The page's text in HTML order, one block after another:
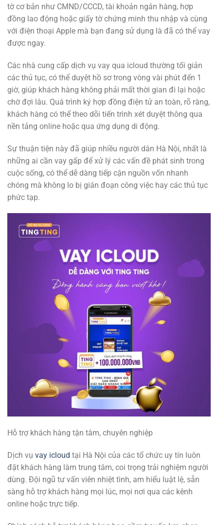
tờ cơ bản như CMND/CCCD, tài khoản ngân hàng, hợp
đồng lao động hoặc giấy tờ chứng minh thu nhập và cùng
với điện thoại Apple mà bạn đang sử dụng là đã có thể vay
được ngay.
Các nhà cung cấp dịch vụ vay qua icloud thường tối giản
các thủ tục, có thể duyệt hồ sơ trong vòng vài phút đến 1
giờ, giúp khách hàng không phải mất thời gian đi lại hoặc
chờ đợi lâu. Quá trình ký hợp đồng điện tử an toàn, rõ ràng,
khách hàng có thể theo dõi tiến trình xét duyệt thông qua
nền tảng online hoặc qua ứng dụng di động.
Sự thuận tiện này đã giúp nhiều người dân Hà Nội, nhất là
những ai cần vay gấp để xử lý các vấn đề phát sinh trong
cuộc sống, có thể dễ dàng tiếp cận nguồn vốn nhanh
chóng mà không lo bị gián đoạn công việc hay các thủ tục
phức tạp.
Hỗ trợ khách hàng tận tâm, chuyên nghiệp
Dịch vụ vay icloud tại Hà Nội của các tổ chức uy tín luôn
đặt khách hàng làm trung tâm, coi trọng trải nghiệm người
dùng. Đội ngũ tư vấn viên nhiệt tình, am hiểu luật lệ, sẵn
sàng hỗ trợ khách hàng mọi lúc, mọi nơi qua các kênh
online hoặc trực tiếp.